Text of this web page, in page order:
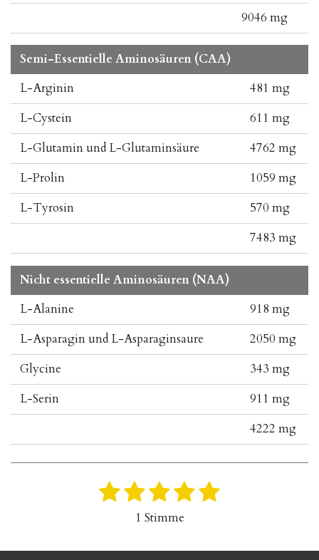
9046 mg
Semi-Essentielle Aminosäuren (CAA)
L-Arginin
481 mg
L-Cystein
611 mg
L-Glutamin und L-Glutaminsäure
4762 mg
L-Prolin
1059 mg
L-Tyrosin
570 mg
7483 mg
Nicht essentielle Aminosäuren (NAA)
L-Alanine
918 mg
L-Asparagin und L-Asparaginsaure
2050 mg
Glycine
343 mg
L-Serin
911 mg
4222 mg
1 2 3
S
4
S
5
r
1 Stimme